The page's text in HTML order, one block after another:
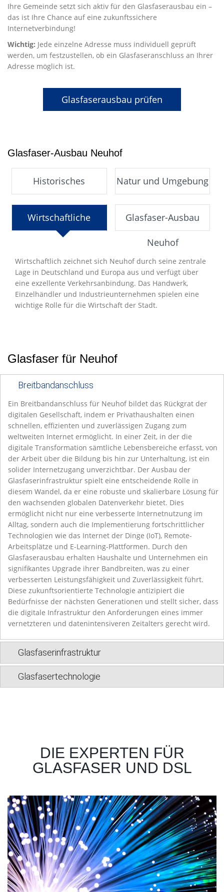
Ihre Gemeinde setzt sich aktiv für den Glasfaserausbau ein –
das ist Ihre Chance auf eine zukunftssichere
Internetverbindung!
Wichtig: Jede einzelne Adresse muss individuell geprüft
werden, um festzustellen, ob ein Glasfaseranschluss an Ihrer
Adresse möglich ist.
Glasfaserausbau prüfen
Glasfaser-Ausbau Neuhof
Historisches Natur und Umgebung
Wirtschaftliche Glasfaser-Ausbau
Neuhof
Wirtschaftlich zeichnet sich Neuhof durch seine zentrale
Lage in Deutschland und Europa aus und verfügt über
eine exzellente Verkehrsanbindung. Das Handwerk,
Einzelhändler und Industrieunternehmen spielen eine
wichtige Rolle für die Wirtschaft der Stadt.
Glasfaser für Neuhof
Breitbandanschluss
Ein Breitbandanschluss für Neuhof bildet das Rückgrat der
digitalen Gesellschaft, indem er Privathaushalten einen
schnellen, effizienten und zuverlässigen Zugang zum
weltweiten Internet ermöglicht. In einer Zeit, in der die
digitale Transformation sämtliche Lebensbereiche erfasst, von
der Arbeit über die Bildung bis hin zur Unterhaltung, ist ein
solider Internetzugang unverzichtbar. Der Ausbau der
Glasfaserinfrastruktur spielt eine entscheidende Rolle in
diesem Wandel, da er eine robuste und skalierbare Lösung für
den wachsenden globalen Datenverkehr bietet. Dies
ermöglicht nicht nur eine verbesserte Internetnutzung im
Alltag, sondern auch die Implementierung fortschrittlicher
Technologien wie das Internet der Dinge (IoT), Remote-
Arbeitsplätze und E-Learning-Plattformen. Durch den
Glasfaserausbau erhalten Haushalte und Unternehmen ein
signifikantes Upgrade ihrer Bandbreiten, was zu einer
verbesserten Leistungsfähigkeit und Zuverlässigkeit führt.
Diese zukunftsorientierte Technologie antizipiert die
Bedürfnisse der nächsten Generationen und stellt sicher, dass
die digitale Infrastruktur den Anforderungen eines immer
vernetzteren und datenintensiveren Zeitalters gerecht wird.
Glasfaserinfrastruktur
Glasfasertechnologie
DIE EXPERTEN FÜR
GLASFASER UND DSL